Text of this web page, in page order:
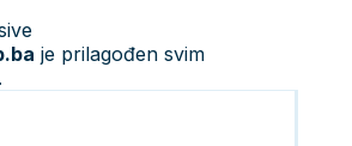
je prilagođen svim